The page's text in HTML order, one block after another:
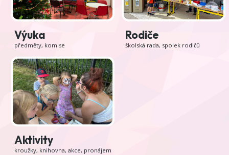
Výuka
předměty, komise
Rodiče
školská rada, spolek rodičů
Aktivity
kroužky, knihovna, akce, pronájem